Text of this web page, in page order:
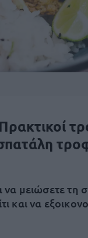
να μειώσετε τη
και να